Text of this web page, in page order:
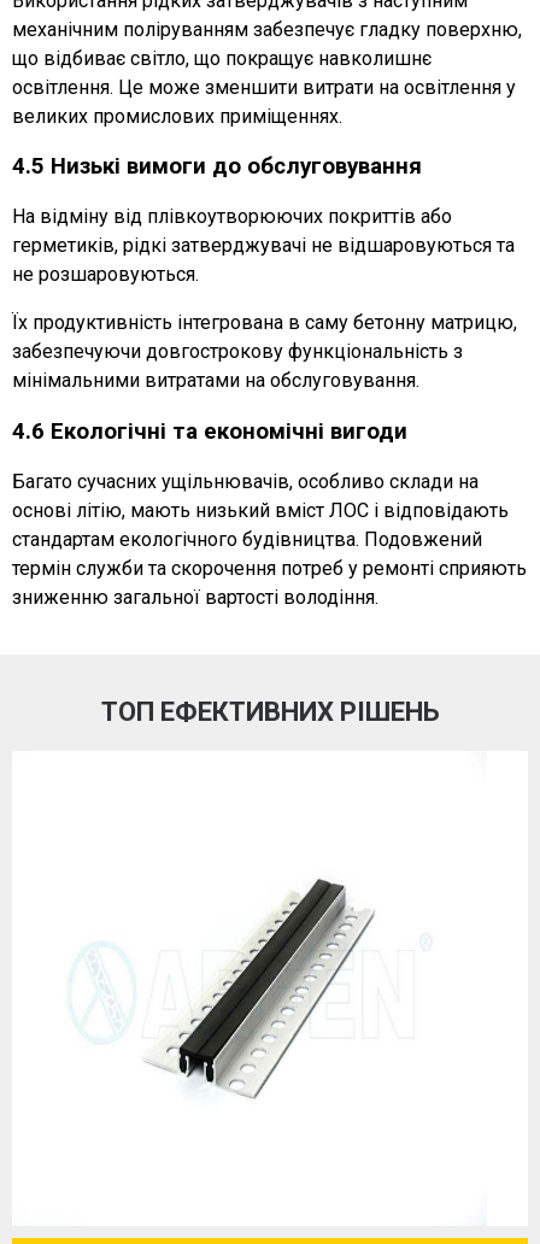
механічним поліруванням забезпечує гладку поверхню,
що відбиває світло, що покращує навколишнє
освітлення. Це може зменшити витрати на освітлення у
великих промислових приміщеннях.
4.5 Низькі вимоги до обслуговування
На відміну від плівкоутворюючих покриттів або
герметиків, рідкі затверджувачі не відшаровуються та
не розшаровуються.
Їх продуктивність інтегрована в саму бетонну матрицю,
забезпечуючи довгострокову функціональність з
мінімальними витратами на обслуговування.
4.6 Екологічні та економічні вигоди
Багато сучасних ущільнювачів, особливо склади на
основі літію, мають низький вміст ЛОС і відповідають
стандартам екологічного будівництва. Подовжений
термін служби та скорочення потреб у ремонті сприяють
зниженню загальної вартості володіння.
ТОП ЕФЕКТИВНИХ РІШЕНЬ